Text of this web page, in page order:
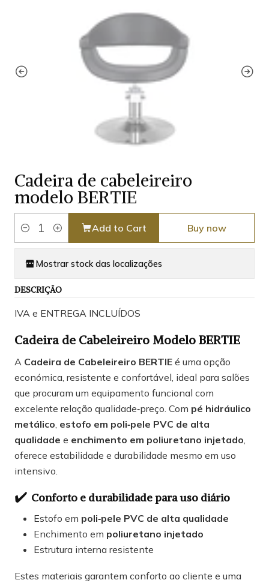
Cadeira de cabeleireiro
modelo BERTIE
Quantity
Add to Cart Buy now
Mostrar stock das localizações
DESCRIÇÃO
IVA e ENTREGA INCLUÍDOS
Cadeira de Cabeleireiro Modelo BERTIE
A Cadeira de Cabeleireiro BERTIE é uma opção
económica, resistente e confortável, ideal para salões
que procuram um equipamento funcional com
excelente relação qualidade‑preço. Com pé hidráulico
metálico, estofo em poli‑pele PVC de alta
qualidade e enchimento em poliuretano injetado,
oferece estabilidade e durabilidade mesmo em uso
intensivo.
✔️ Conforto e durabilidade para uso diário
Estofo em poli‑pele PVC de alta qualidade
Enchimento em poliuretano injetado
Estrutura interna resistente
Estes materiais garantem conforto ao cliente e uma